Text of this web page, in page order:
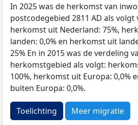
In 2025 was de herkomst van
postcodegebied 2811 AD als volgt
herkomst uit Nederland: 75%,
landen: 0,0% en herkomst uit
25% En in 2015 was de verdeling
herkomstgebied als volgt:
100%, herkomst uit Europa: 0,0%
buiten Europa: 0,0%.
Toelichting Meer migratie